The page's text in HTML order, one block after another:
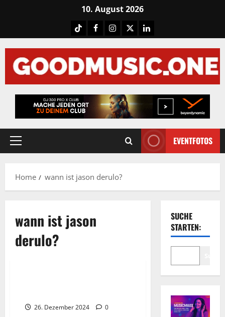
10. August 2026
TiktokFacebook
Instagram
X LinkedIN
Primary
EVENTFOTOS
Home wann ist jason derulo?
wann ist jason
derulo?
26. Dezember 2024 0
SUCHE
STARTEN: